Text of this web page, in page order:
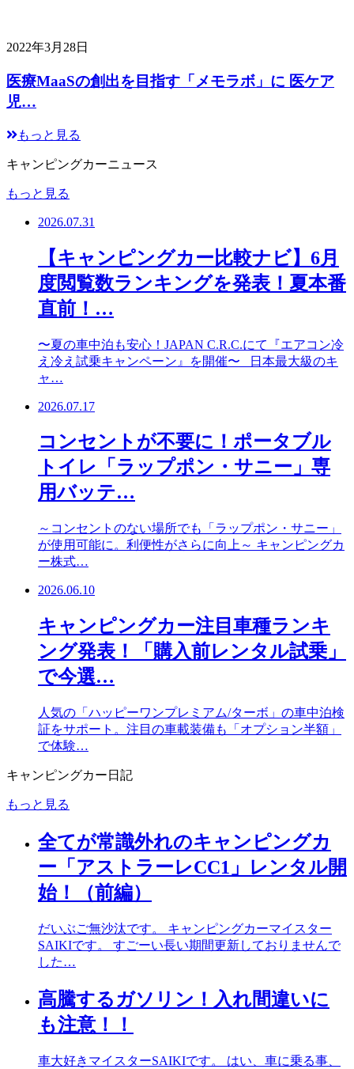
2022年3月28日
医療MaaSの創出を目指す「メモラボ」に 医ケア
児…
もっと見る
キャンピングカーニュース
もっと見る
2026.07.31
【キャンピングカー比較ナビ】6月
度閲覧数ランキングを発表！夏本番
直前！…
〜夏の車中泊も安心！JAPAN C.R.C.にて『エアコン冷
え冷え試乗キャンペーン』を開催〜 日本最大級のキ
ャ…
2026.07.17
コンセントが不要に！ポータブル
トイレ「ラップポン・サニー」専
用バッテ…
～コンセントのない場所でも「ラップポン・サニー」
が使用可能に。利便性がさらに向上～ キャンピングカ
ー株式…
2026.06.10
キャンピングカー注目車種ランキ
ング発表！「購入前レンタル試乗」
で今選…
人気の「ハッピーワンプレミアム/ターボ」の車中泊検
証をサポート。注目の車載装備も「オプション半額」
で体験…
キャンピングカー日記
もっと見る
全てが常識外れのキャンピングカ
ー「アストラーレCC1」レンタル開
始！（前編）
だいぶご無沙汰です。 キャンピングカーマイスター
SAIKIです。 すごーい長い期間更新しておりませんで
した…
高騰するガソリン！入れ間違いに
も注意！！
車大好きマイスターSAIKIです。 はい、車に乗る事、